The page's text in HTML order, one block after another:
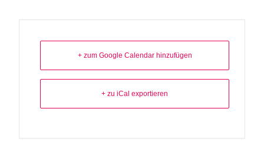
+ zum Google Calendar hinzufügen
+ zu iCal exportieren